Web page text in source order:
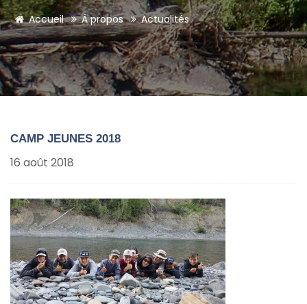
Accueil À propos Actualités
CAMP JEUNES 2018
16 août 2018